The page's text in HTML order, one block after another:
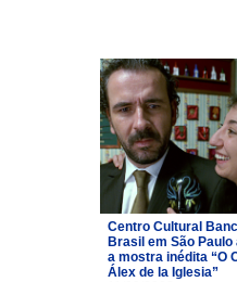
Centro Cultural
Brasil em São Paulo
a mostra inédita “O
Álex de la Iglesia”